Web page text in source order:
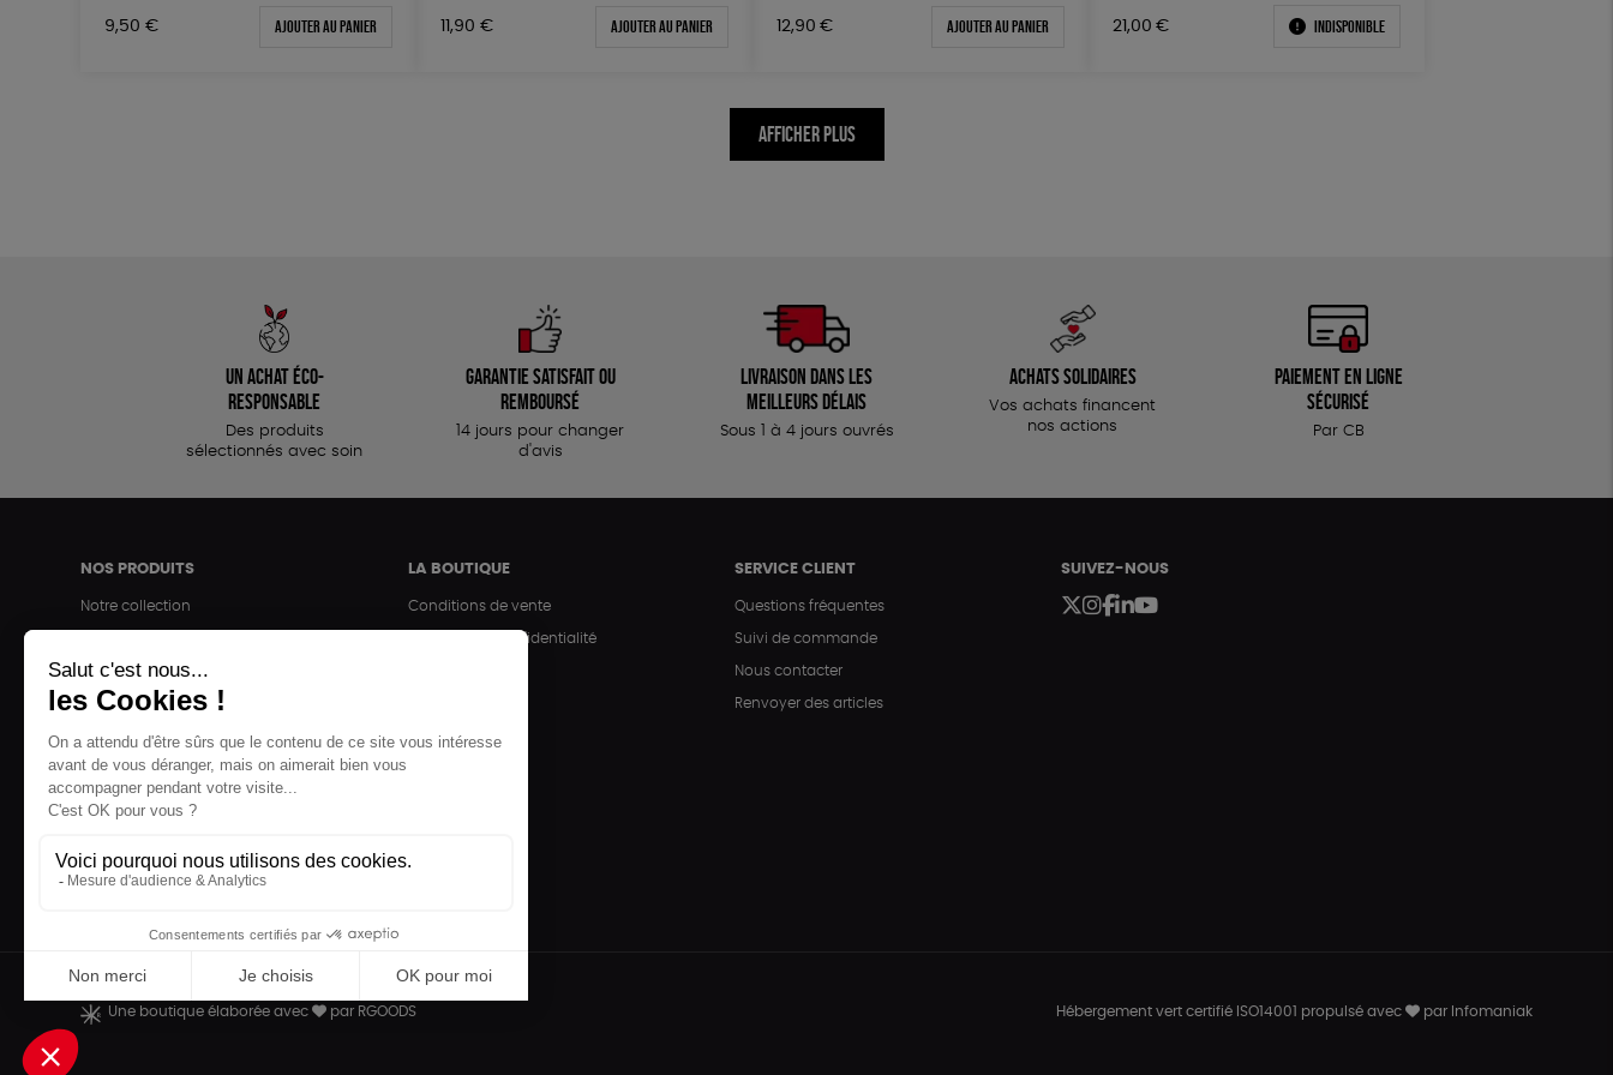
9,50 € Ajouter au panier 11,90 € Ajouter au panier 12,90 € Ajouter au panier 21,00 € Indisponible
AFFICHER PLUS
Un achat éco-
responsable
Des produits
sélectionnés avec soin
Garantie satisfait ou
remboursé
14 jours pour changer
d'avis
Livraison dans les
meilleurs délais
Sous 1 à 4 jours ouvrés
Achats solidaires
Vos achats financent
nos actions
Paiement en ligne
sécurisé
Par CB
NOS PRODUITS
Notre collection
Maison
Bien-être
Epicerie
Papeterie
Livres
LA BOUTIQUE
Conditions de vente
Politique de confidentialité
SERVICE CLIENT
Questions fréquentes
Suivi de commande
Nous contacter
Renvoyer des articles
SUIVEZ-NOUS
Une boutique élaborée avec par RGOODS Hébergement vert certifié ISO14001 propulsé avec par Infomaniak